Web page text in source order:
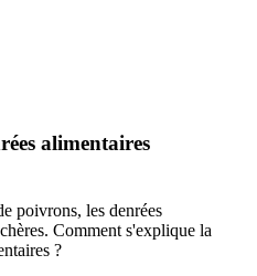
alimentaires
poivrons, les denrées
Comment s'explique la
?